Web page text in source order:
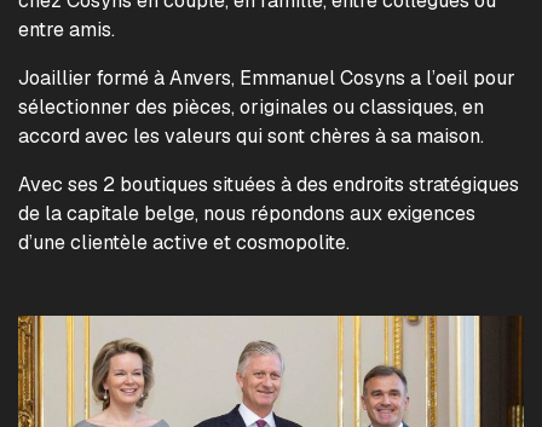
entre amis.
Joaillier formé à Anvers, Emmanuel Cosyns a l’oeil pour
sélectionner des pièces, originales ou classiques, en
accord avec les valeurs qui sont chères à sa maison.
Avec ses 2 boutiques situées à des endroits stratégiques
de la capitale belge, nous répondons aux exigences
d’une clientèle active et cosmopolite.